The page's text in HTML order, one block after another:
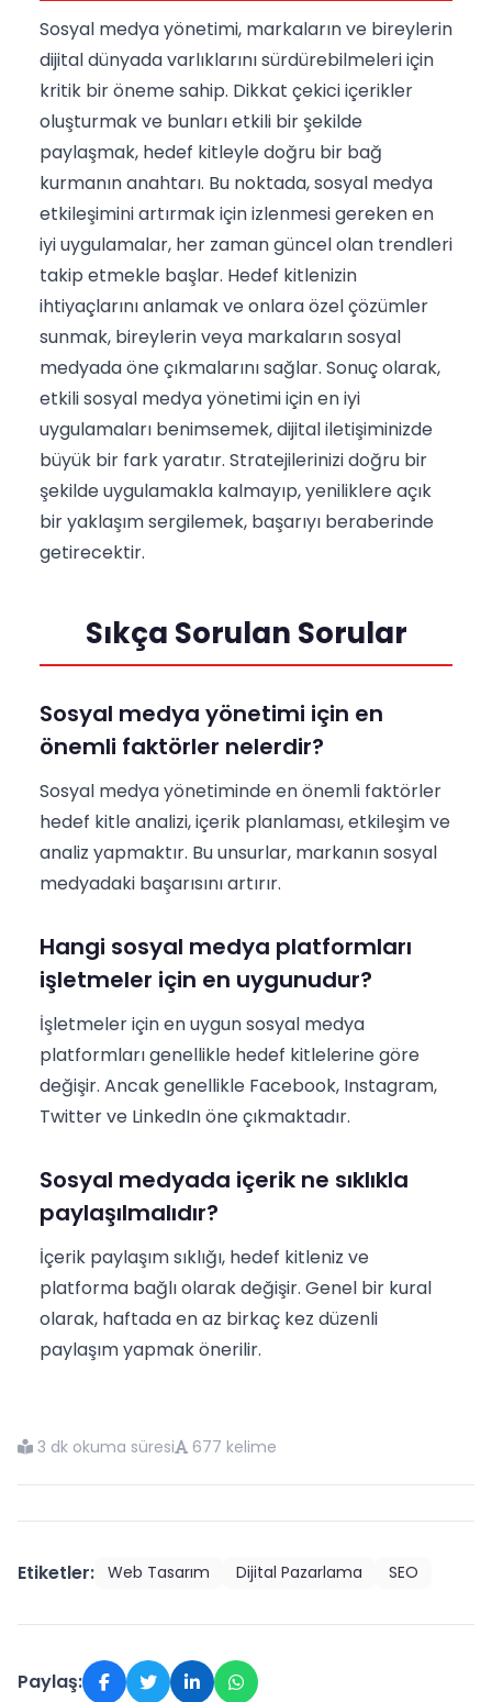
Sosyal medya yönetimi, markaların ve bireylerin
dijital dünyada varlıklarını sürdürebilmeleri için
kritik bir öneme sahip. Dikkat çekici içerikler
oluşturmak ve bunları etkili bir şekilde
paylaşmak, hedef kitleyle doğru bir bağ
kurmanın anahtarı. Bu noktada, sosyal medya
etkileşimini artırmak için izlenmesi gereken en
iyi uygulamalar, her zaman güncel olan trendleri
takip etmekle başlar. Hedef kitlenizin
ihtiyaçlarını anlamak ve onlara özel çözümler
sunmak, bireylerin veya markaların sosyal
medyada öne çıkmalarını sağlar. Sonuç olarak,
etkili sosyal medya yönetimi için en iyi
uygulamaları benimsemek, dijital iletişiminizde
büyük bir fark yaratır. Stratejilerinizi doğru bir
şekilde uygulamakla kalmayıp, yeniliklere açık
bir yaklaşım sergilemek, başarıyı beraberinde
getirecektir.
Sıkça Sorulan Sorular
Sosyal medya yönetimi için en
önemli faktörler nelerdir?
Sosyal medya yönetiminde en önemli faktörler
hedef kitle analizi, içerik planlaması, etkileşim ve
analiz yapmaktır. Bu unsurlar, markanın sosyal
medyadaki başarısını artırır.
Hangi sosyal medya platformları
işletmeler için en uygunudur?
İşletmeler için en uygun sosyal medya
platformları genellikle hedef kitlelerine göre
değişir. Ancak genellikle Facebook, Instagram,
Twitter ve LinkedIn öne çıkmaktadır.
Sosyal medyada içerik ne sıklıkla
paylaşılmalıdır?
İçerik paylaşım sıklığı, hedef kitleniz ve
platforma bağlı olarak değişir. Genel bir kural
olarak, haftada en az birkaç kez düzenli
paylaşım yapmak önerilir.
3 dk okuma süresi 677 kelime
Etiketler: Web Tasarım Dijital Pazarlama SEO
Paylaş: